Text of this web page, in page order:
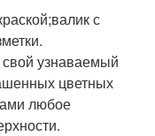
с
узнаваемый
цветных
любое